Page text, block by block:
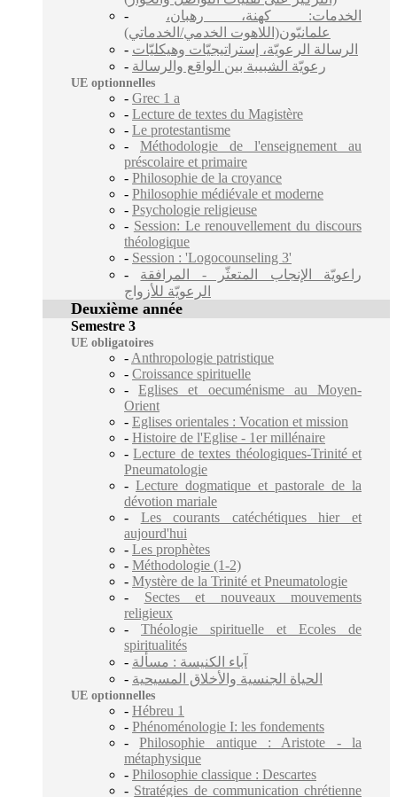
-
الخدمات: كهنة، رهبان،
علمانيّون(اللاهوت الخدمي/الخدماتي)
- الرسالة الرعويّة، إستراتيجيّات وهيكليّات
- رعويّة الشبيبة بين الواقع والرسالة
UE optionnelles
- Grec 1 a
- Lecture de textes du Magistère
- Le protestantisme
- Méthodologie de l'enseignement au
préscolaire et primaire
- Philosophie de la croyance
- Philosophie médiévale et moderne
- Psychologie religieuse
- Session: Le renouvellement du discours
théologique
- Session : 'Logocounseling 3'
- راعويّة الإنجاب المتعثّر - المرافقة
الرعويّة للأزواج
Deuxième année
Semestre 3
UE obligatoires
- Anthropologie patristique
- Croissance spirituelle
-Eglises et oecuménisme au Moyen-
Orient
- Eglises orientales : Vocation et mission
- Histoire de l'Eglise - 1er millénaire
-Lecture de textes théologiques-Trinité et
Pneumatologie
- Lecture dogmatique et pastorale de la
dévotion mariale
- Les courants catéchétiques hier et
aujourd'hui
- Les prophètes
- Méthodologie (1-2)
- Mystère de la Trinité et Pneumatologie
- Sectes et nouveaux mouvements
religieux
- Théologie spirituelle et Ecoles de
spiritualités
- آباء الكنيسة : مسألة
- الحياة الجنسية والأخلاق المسيحية
UE optionnelles
- Hébreu 1
- Phénoménologie I: les fondements
-Philosophie antique : Aristote - la
métaphysique
- Philosophie classique : Descartes
- Stratégies de communication chrétienne